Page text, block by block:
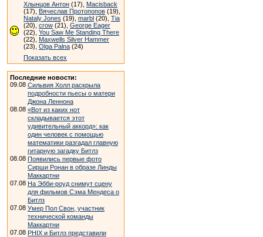
Хлынцов Антон (17), Macisback
(17), Вячеслав Протопопов (19),
Nataly Jones (19), marbl (20), Tia
(20), crow (21), George Eager
(22), You Saw Me Standing There
(22), Maxwells Silver Hammer
(23), Olga Palna (24)
Показать всех
Последние новости:
09.08 Сильвия Холл раскрыла
подробности пьесы о матери
Джона Леннона
08.08 «Вот из каких нот
складывается этот
удивительный аккорд»: как
один человек с помощью
математики разгадал главную
гитарную загадку Битлз
08.08 Появились первые фото
Сирши Ронан в образе Линды
Маккартни
07.08 На Эбби-роуд снимут сцену
для фильмов Сэма Мендеса о
Битлз
07.08 Умер Пол Свон, участник
технической команды
Маккартни
07.08 PHIX и Битлз представили